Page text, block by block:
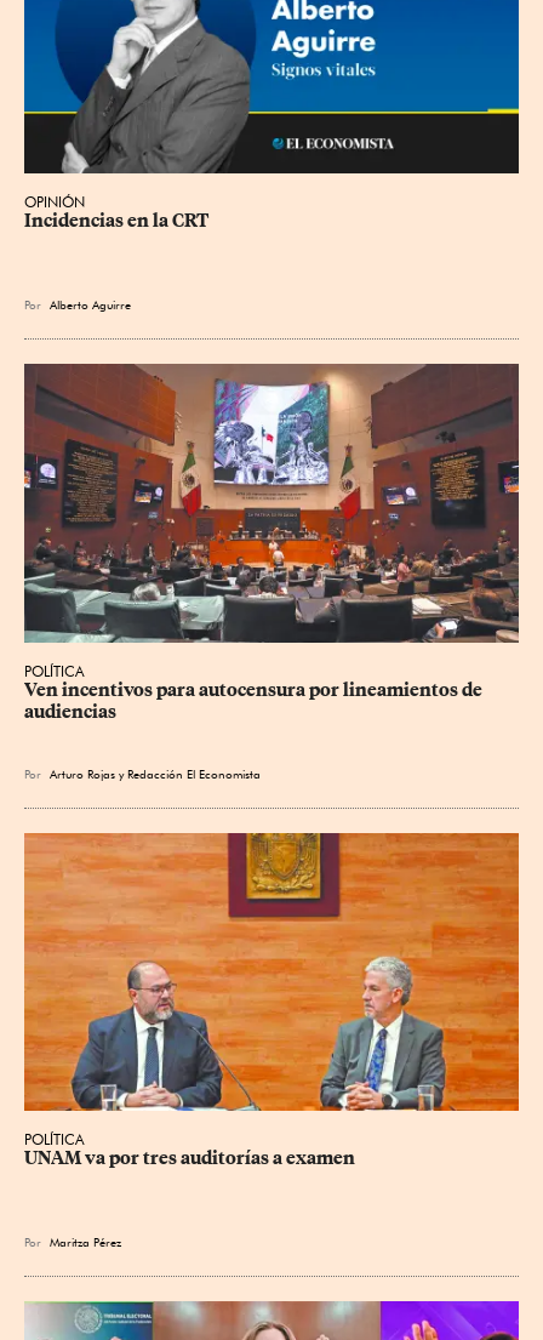
OPINIÓN
Incidencias en la CRT
Por Alberto Aguirre
POLÍTICA
Ven incentivos para autocensura por lineamientos de
audiencias
Por Arturo Rojas yRedacción El Economista
POLÍTICA
UNAM va por tres auditorías a examen
Por Maritza Pérez